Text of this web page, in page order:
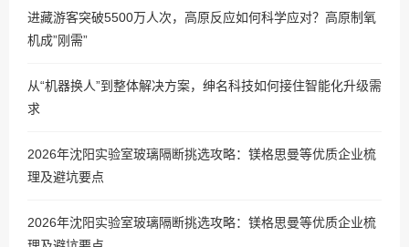
进藏游客突破5500万人次，高原反应如何科学应对？高原制氧
机成”刚需”
从“机器换人”到整体解决方案，绅名科技如何接住智能化升级需
求
2026年沈阳实验室玻璃隔断挑选攻略：镁格思曼等优质企业梳
理及避坑要点
2026年沈阳实验室玻璃隔断挑选攻略：镁格思曼等优质企业梳